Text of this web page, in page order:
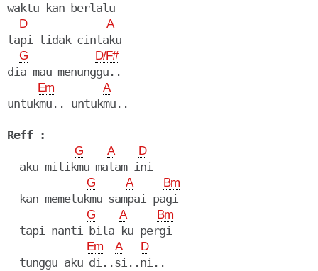
waktu kan berlalu
D A
tapi tidak cintaku
G D/F#
dia mau menunggu..
Em A
untukmu.. untukmu..
Reff :
G A D
  aku milikmu malam ini
G A Bm
  kan memelukmu sampai pagi
G A Bm
  tapi nanti bila ku pergi
Em A D
  tunggu aku di..si..ni..